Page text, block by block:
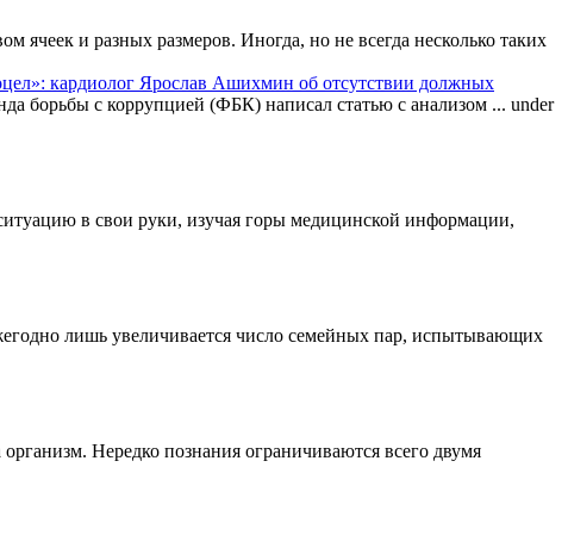
ячеек и разных размеров. Иногда, но не всегда несколько таких
кардиолог Ярослав Ашихмин об отсутствии должных
борьбы с коррупцией (ФБК) написал статью с анализом ... under
в свои руки, изучая горы медицинской информации,
лишь увеличивается число семейных пар, испытывающих
Нередко познания ограничиваются всего двумя